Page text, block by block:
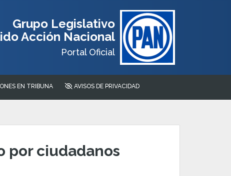
Grupo Legislativo
Acción Nacional
Portal Oficial
EN TRIBUNA AVISOS DE PRIVACIDAD
por ciudadanos